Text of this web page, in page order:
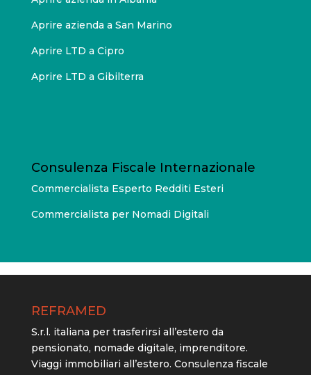
Aprire azienda a San Marino
Aprire LTD a Cipro
Aprire LTD a Gibilterra
Consulenza Fiscale Internazionale
Commercialista Esperto Redditi Esteri
Commercialista per Nomadi Digitali
REFRAMED
S.r.l. italiana per trasferirsi all’estero da
pensionato, nomade digitale, imprenditore.
Viaggi immobiliari all’estero. Consulenza fiscale